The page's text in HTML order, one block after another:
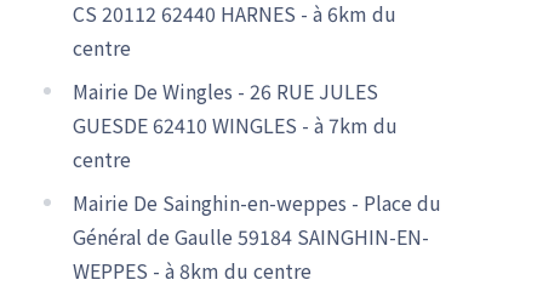
CS 20112 62440 HARNES - à 6km du
centre
Mairie De Wingles - 26 RUE JULES
GUESDE 62410 WINGLES - à 7km du
centre
Mairie De Sainghin-en-weppes - Place du
Général de Gaulle 59184 SAINGHIN-EN-
WEPPES - à 8km du centre